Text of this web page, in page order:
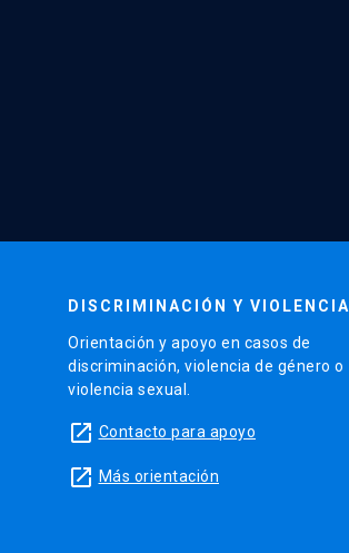
DISCRIMINACIÓN Y VIOLENCIA
Orientación y apoyo en casos de
discriminación, violencia de género o
violencia sexual.
launch Contacto para apoyo
launch Más orientación